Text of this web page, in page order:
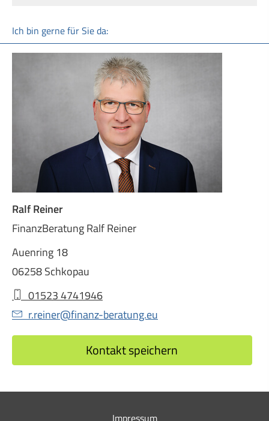
Ich bin gerne für Sie da:
Ralf Reiner
FinanzBeratung Ralf Reiner
Auenring 18
06258 Schkopau
01523 4741946
r.reiner@finanz-beratung.eu
Kontakt speichern
Impressum